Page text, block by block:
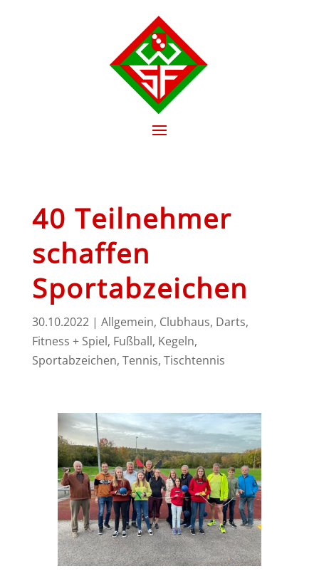
40 Teilnehmer
schaffen
Sportabzeichen
30.10.2022| Allgemein, Clubhaus, Darts,
Fitness + Spiel, Fußball, Kegeln,
Sportabzeichen, Tennis, Tischtennis